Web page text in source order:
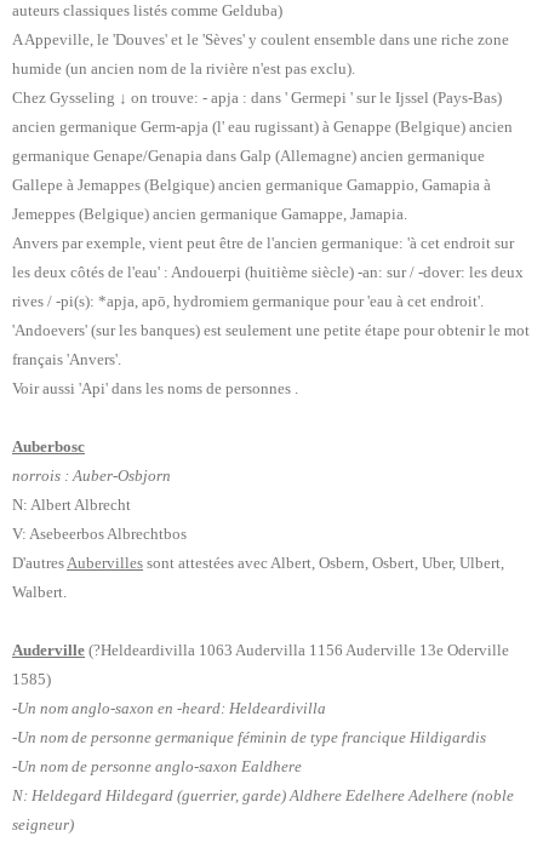
auteurs classiques listés comme Gelduba)
A Appeville, le 'Douves' et le 'Sèves' y coulent ensemble dans une riche zone
humide (un ancien nom de la rivière n'est pas exclu).
Chez Gysseling ↓ on trouve: - apja : dans ' Germepi ' sur le Ijssel (Pays-Bas)
ancien germanique Germ-apja (l' eau rugissant) à Genappe (Belgique) ancien
germanique Genape/Genapia dans Galp (Allemagne) ancien germanique
Gallepe à Jemappes (Belgique) ancien germanique Gamappio, Gamapia à
Jemeppes (Belgique) ancien germanique Gamappe, Jamapia.
Anvers par exemple, vient peut être de l'ancien germanique: 'à cet endroit sur ​​
les deux côtés de l'eau' : Andouerpi (huitième siècle) -an: sur / -dover: les deux
rives / -pi(s): *apja, apō, hydromiem germanique pour 'eau à cet endroit'.
'Andoevers' (sur les banques) est seulement une petite étape pour obtenir le mot
français 'Anvers'.
Voir aussi 'Api' dans les noms de personnes .
Auberbosc
norrois : Auber-Osbjorn
N: Albert Albrecht
V: Asebeerbos Albrechtbos
D'autresAubervilles sont attestées avec Albert, Osbern, Osbert, Uber, Ulbert,
Walbert.
Auderville (?Heldeardivilla 1063 Audervilla 1156 Auderville 13e Oderville
1585)
-Un nom anglo-saxon en -heard: Heldeardivilla
-Un nom de personne germanique féminin de type francique Hildigardis
-Un nom de personne anglo-saxon Ealdhere
N: Heldegard Hildegard (guerrier, garde) Aldhere Edelhere Adelhere (noble
seigneur)